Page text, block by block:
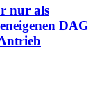
nur als
DAG